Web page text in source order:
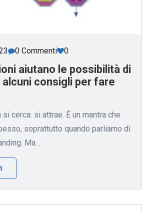
0 Commenti 0
aiutano le possibilità di
alcuni consigli per fare
si cerca: si attrae. È un mantra che
soprattutto quando parliamo di
Ma…